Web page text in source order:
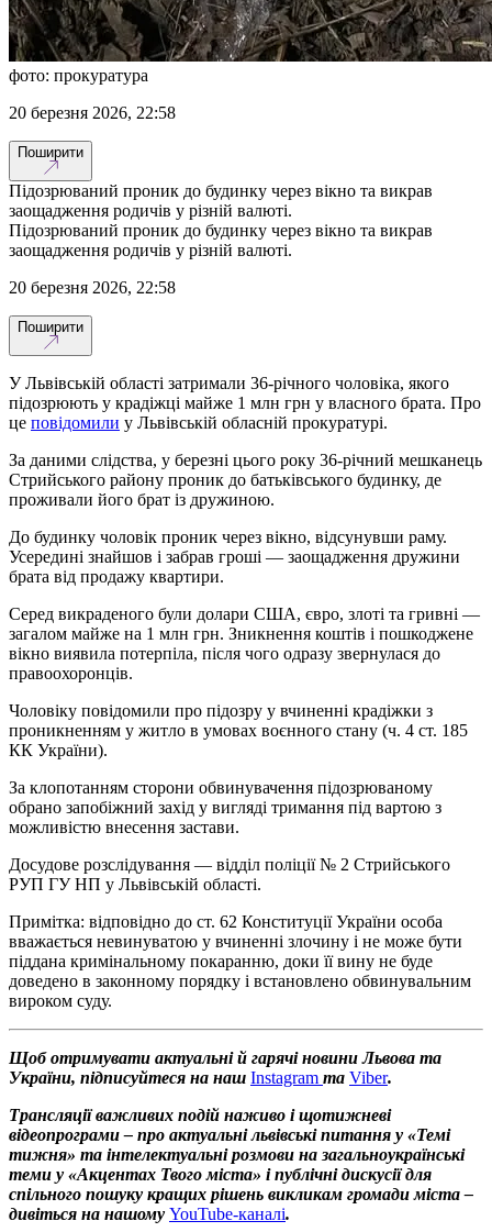
фото: прокуратура
20 березня 2026, 22:58
Поширити
Підозрюваний проник до будинку через вікно та викрав
заощадження родичів у різній валюті.
Підозрюваний проник до будинку через вікно та викрав
заощадження родичів у різній валюті.
20 березня 2026, 22:58
Поширити
У Львівській області затримали 36-річного чоловіка, якого
підозрюють у крадіжці майже 1 млн грн у власного брата. Про
це повідомили у Львівській обласній прокуратурі.
За даними слідства, у березні цього року 36-річний мешканець
Стрийського району проник до батьківського будинку, де
проживали його брат із дружиною.
До будинку чоловік проник через вікно, відсунувши раму.
Усередині знайшов і забрав гроші — заощадження дружини
брата від продажу квартири.
Серед викраденого були долари США, євро, злоті та гривні —
загалом майже на 1 млн грн. Зникнення коштів і пошкоджене
вікно виявила потерпіла, після чого одразу звернулася до
правоохоронців.
Чоловіку повідомили про підозру у вчиненні крадіжки з
проникненням у житло в умовах воєнного стану (ч. 4 ст. 185
КК України).
За клопотанням сторони обвинувачення підозрюваному
обрано запобіжний захід у вигляді тримання під вартою з
можливістю внесення застави.
Досудове розслідування — відділ поліції № 2 Стрийського
РУП ГУ НП у Львівській області.
Примітка: відповідно до ст. 62 Конституції України особа
вважається невинуватою у вчиненні злочину і не може бути
піддана кримінальному покаранню, доки її вину не буде
доведено в законному порядку і встановлено обвинувальним
вироком суду.
Щоб отримувати актуальні й гарячі новини Львова та
України, підписуйтеся на наш Instagram та Viber.
Трансляції важливих подій наживо і щотижневі
відеопрограми – про актуальні львівські питання у «Темі
тижня» та інтелектуальні розмови на загальноукраїнські
теми у «Акцентах Твого міста» і публічні дискусії для
спільного пошуку кращих рішень викликам громади міста –
дивіться на нашому YouTube-каналі.